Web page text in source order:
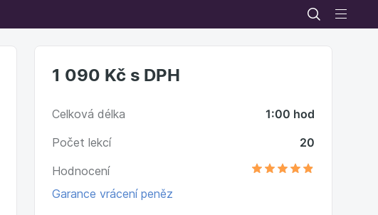
1 090 Kč s DPH
Celková délka
1:00 hod
Počet lekcí
20
Hodnocení
Garance vrácení peněz